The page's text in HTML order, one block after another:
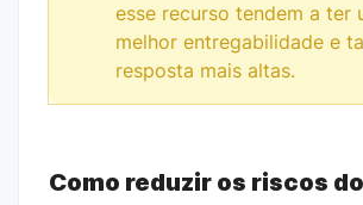
esse recurso tendem a ter
melhor entregabilidade e
resposta mais altas.
Como reduzir os riscos